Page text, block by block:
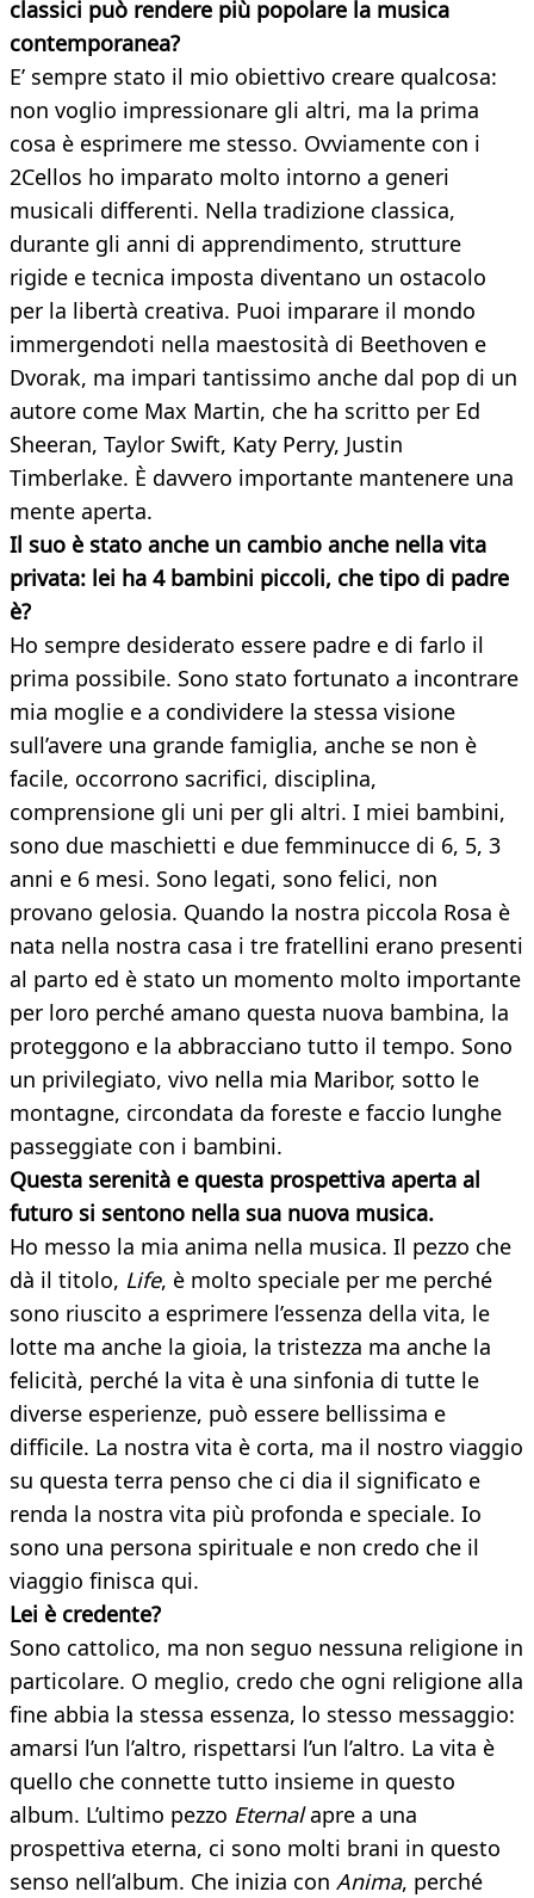
classici può rendere più popolare la musica
contemporanea?
E’ sempre stato il mio obiettivo creare qualcosa:
non voglio impressionare gli altri, ma la prima
cosa è esprimere me stesso. Ovviamente con i
2Cellos ho imparato molto intorno a generi
musicali differenti. Nella tradizione classica,
durante gli anni di apprendimento, strutture
rigide e tecnica imposta diventano un ostacolo
per la libertà creativa. Puoi imparare il mondo
immergendoti nella maestosità di Beethoven e
Dvorak, ma impari tantissimo anche dal pop di un
autore come Max Martin, che ha scritto per Ed
Sheeran, Taylor Swift, Katy Perry, Justin
Timberlake. È davvero importante mantenere una
mente aperta.
Il suo è stato anche un cambio anche nella vita
privata: lei ha 4 bambini piccoli, che tipo di padre
è?
Ho sempre desiderato essere padre e di farlo il
prima possibile. Sono stato fortunato a incontrare
mia moglie e a condividere la stessa visione
sull’avere una grande famiglia, anche se non è
facile, occorrono sacrifici, disciplina,
comprensione gli uni per gli altri. I miei bambini,
sono due maschietti e due femminucce di 6, 5, 3
anni e 6 mesi. Sono legati, sono felici, non
provano gelosia. Quando la nostra piccola Rosa è
nata nella nostra casa i tre fratellini erano presenti
al parto ed è stato un momento molto importante
per loro perché amano questa nuova bambina, la
proteggono e la abbracciano tutto il tempo. Sono
un privilegiato, vivo nella mia Maribor, sotto le
montagne, circondata da foreste e faccio lunghe
passeggiate con i bambini.
Questa serenità e questa prospettiva aperta al
futuro si sentono nella sua nuova musica.
Ho messo la mia anima nella musica. Il pezzo che
dà il titolo, Life, è molto speciale per me perché
sono riuscito a esprimere l’essenza della vita, le
lotte ma anche la gioia, la tristezza ma anche la
felicità, perché la vita è una sinfonia di tutte le
diverse esperienze, può essere bellissima e
difficile. La nostra vita è corta, ma il nostro viaggio
su questa terra penso che ci dia il significato e
renda la nostra vita più profonda e speciale. Io
sono una persona spirituale e non credo che il
viaggio finisca qui.
Lei è credente?
Sono cattolico, ma non seguo nessuna religione in
particolare. O meglio, credo che ogni religione alla
fine abbia la stessa essenza, lo stesso messaggio:
amarsi l’un l’altro, rispettarsi l’un l’altro. La vita è
quello che connette tutto insieme in questo
album. L’ultimo pezzo Eternalapre a una
prospettiva eterna, ci sono molti brani in questo
senso nell’album. Che inizia con Anima, perché